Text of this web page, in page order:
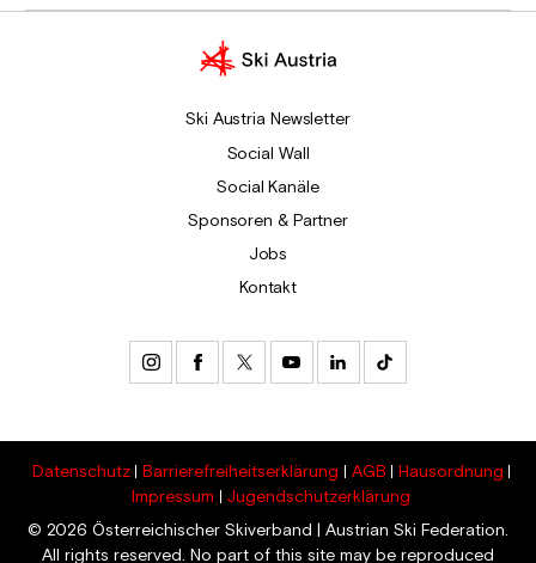
Ski Austria Newsletter
Social Wall
Social Kanäle
Sponsoren & Partner
Jobs
Kontakt
Datenschutz Barrierefreiheitserklärung AGB
Hausordnung
Impressum
Jugendschutzerklärung
© 2026 Österreichischer Skiverband | Austrian Ski Federation.
All rights reserved. No part of this site may be reproduced